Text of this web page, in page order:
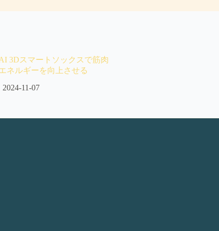
3Dスマートソックスで筋肉
ネルギーを向上させる
2024-11-07